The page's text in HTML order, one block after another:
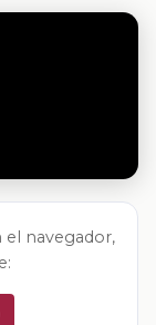
el navegador,